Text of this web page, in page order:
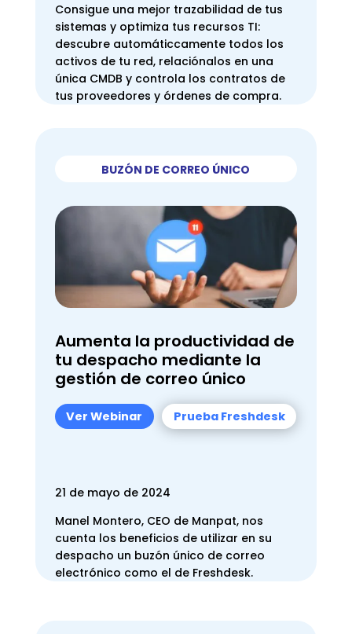
Consigue una mejor trazabilidad de tus
sistemas y optimiza tus recursos TI:
descubre automáticcamente todos los
activos de tu red, relaciónalos en una
única CMDB y controla los contratos de
tus proveedores y órdenes de compra.
BUZÓN DE CORREO ÚNICO
Aumenta la productividad de
tu despacho mediante la
gestión de correo único
Ver Webinar Prueba Freshdesk
21 de mayo de 2024
Manel Montero, CEO de Manpat, nos
cuenta los beneficios de utilizar en su
despacho un buzón único de correo
electrónico como el de Freshdesk.